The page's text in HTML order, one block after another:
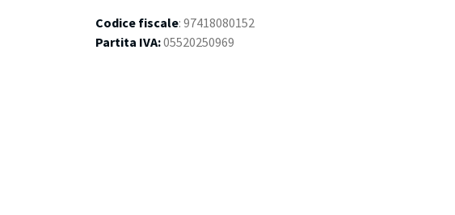
Codice fiscale: 97418080152
Partita IVA:05520250969